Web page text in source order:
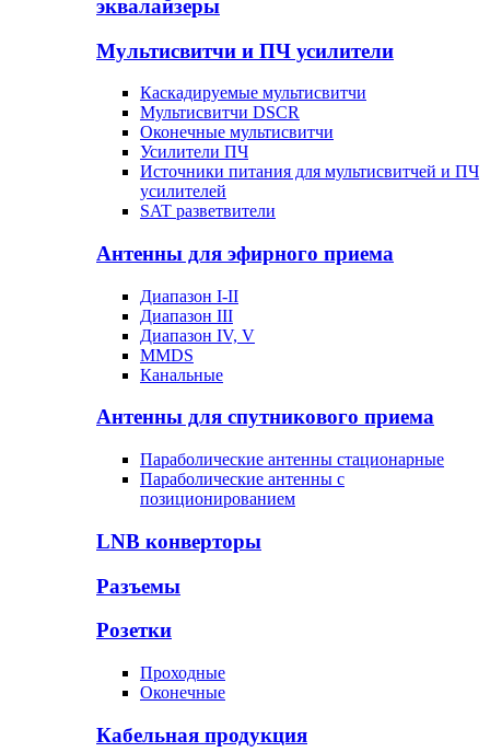
эквалайзеры
Мультисвитчи и ПЧ усилители
Каскадируемые мультисвитчи
Мультисвитчи DSCR
Оконечные мультисвитчи
Усилители ПЧ
Источники питания для мультисвитчей и ПЧ
усилителей
SAT разветвители
Антенны для эфирного приема
Диапазон I-II
Диапазон III
Диапазон IV, V
MMDS
Канальные
Антенны для спутникового приема
Параболические антенны стационарные
Параболические антенны с
позиционированием
LNB конверторы
Разъемы
Розетки
Проходные
Оконечные
Кабельная продукция